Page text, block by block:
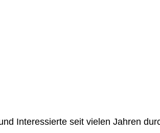
Interessierte seit vielen Jahren